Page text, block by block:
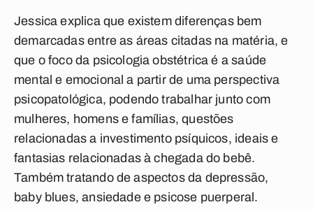
Jessica explica que existem diferenças bem
demarcadas entre as áreas citadas na matéria, e
que o foco da psicologia obstétrica é a saúde
mental e emocional a partir de uma perspectiva
psicopatológica, podendo trabalhar junto com
mulheres, homens e famílias, questões
relacionadas a investimento psíquicos, ideais e
fantasias relacionadas à chegada do bebê.
Também tratando de aspectos da depressão,
baby blues, ansiedade e psicose puerperal.